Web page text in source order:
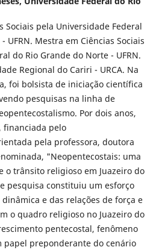
Sociais pela Universidade Federal
UFRN. Mestra em Ciências Sociais
do Rio Grande do Norte - UFRN.
Regional do Cariri - URCA. Na
foi bolsista de iniciação científica
pesquisas na linha de
Por dois anos,
financiada pelo
pela professora, doutora
"Neopentecostais: uma
o trânsito religioso em Juazeiro do
pesquisa constituiu um esforço
e das relações de força e
o quadro religioso no Juazeiro do
pentecostal, fenômeno
papel preponderante do cenário